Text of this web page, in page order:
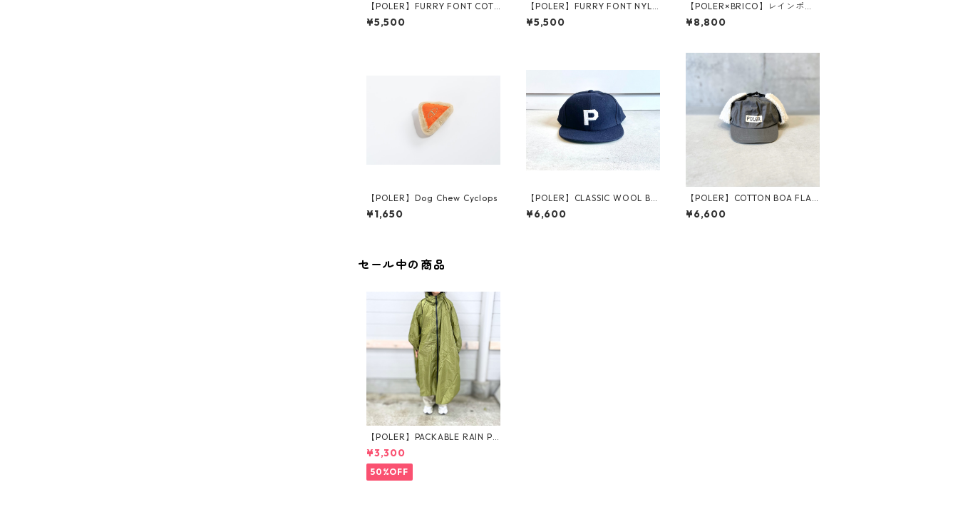
【POLER】FURRY FONT COTT
ON 6P CAP
¥5,500
【POLER】FURRY FONT NYLO
N 5P CAP
¥5,500
【POLER×BRICO】レインポン
チョ
¥8,800
【POLER】Dog Chew Cyclops
¥1,650
【POLER】CLASSIC WOOL BA
SEBALL CAP
¥6,600
【POLER】COTTON BOA FLAP
CAP
¥6,600
セール中の商品
【POLER】PACKABLE RAIN PO
NCHO
¥3,300
50%OFF